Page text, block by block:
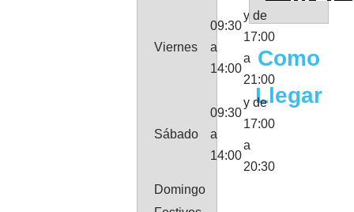
Viernes
09:30
a
14:00
y de
17:00
a
21:00
Sábado
09:30
a
14:00
y de
17:00
a
20:30
Domingo
Como
Llegar